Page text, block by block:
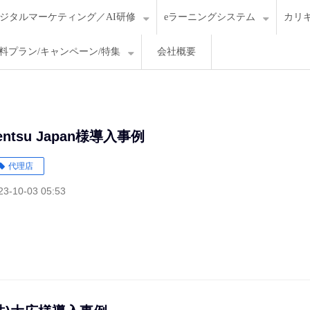
タルマーケティング／AI研修 eラーニングシステム カリ
プラン/キャンペーン/特集 会社概要
Japan様導入事例
代理店
10-03 05:53